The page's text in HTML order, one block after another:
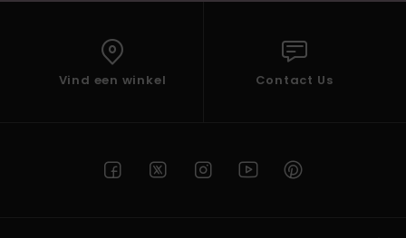
Vind een winkel Contact Us